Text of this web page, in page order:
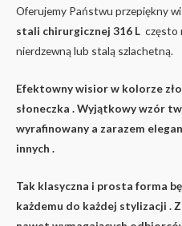
Oferujemy Państwu przepiękny
stali chirurgicznej 316 L często
nierdzewną lub stalą szlachetną.
Efektowny wisior w kolorze
słoneczka . Wyjątkowy wzór
wyrafinowany a zarazem
innych .
Tak klasyczna i prosta forma
każdemu do każdej stylizacji .